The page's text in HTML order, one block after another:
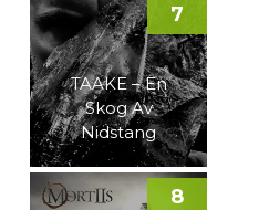
TAAKE – En
Skog Av
Nidstang
7
8